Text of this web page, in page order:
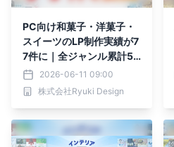
PC向け和菓子・洋菓子・
スイーツのLP制作実績が7
7件に｜全ジャンル累計5,
000本以上の制作実績
2026-06-11 09:00
株式会社Ryuki Design